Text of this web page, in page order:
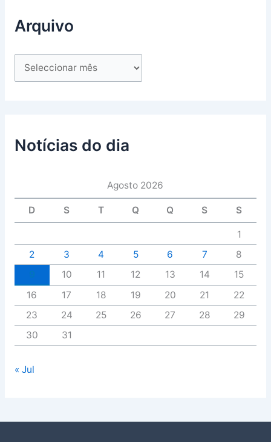
Arquivo
Notícias do dia
Agosto 2026
D S T Q Q S S
1
2
3 4 5 6 7
8
10 11 12 13 14
15
16
17 18 19 20 21
22
23
24 25 26 27 28
29
30
31
« Jul